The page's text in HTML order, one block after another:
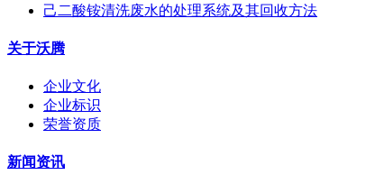
己二酸铵清洗废水的处理系统及其回收方法
关于沃腾
企业文化
企业标识
荣誉资质
新闻资讯